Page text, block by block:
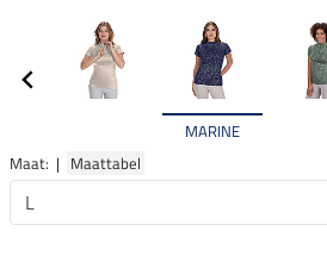
MARINE
Maat: | Maattabel